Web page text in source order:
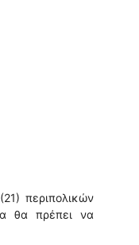
περιπολικών
θα πρέπει να